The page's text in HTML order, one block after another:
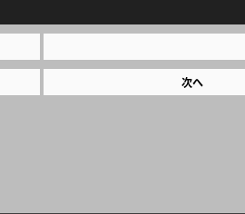
次へ